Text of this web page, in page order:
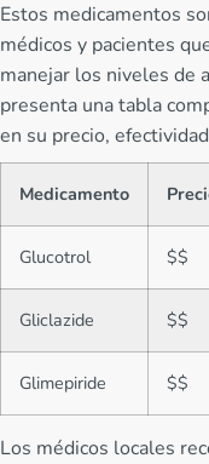
Estos medicamentos
médicos y pacientes
manejar los niveles de
presenta una tabla
en su precio,
Medicamento
Glucotrol $$
Gliclazide $$
Glimepiride $$
Los médicos locales